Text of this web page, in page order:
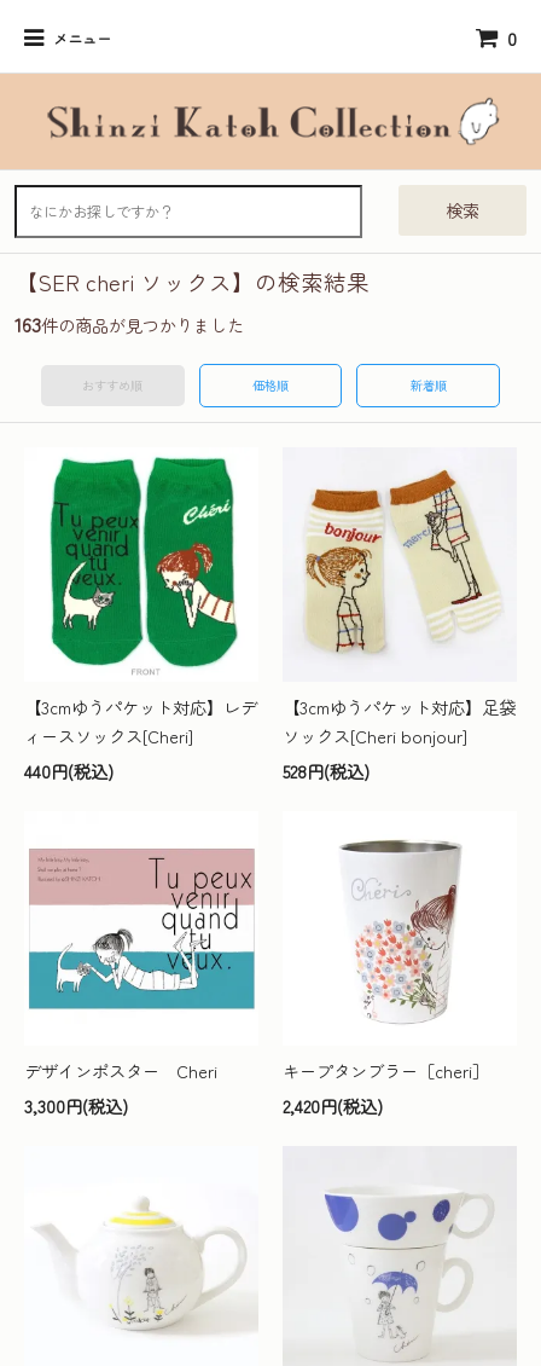
メニュー 0
検索
【SER cheri ソックス】の検索結果
163件の商品が見つかりました
おすすめ順 価格順 新着順
【3cmゆうパケット対応】レデ
ィースソックス[Cheri]
440円(税込)
【3cmゆうパケット対応】足袋
ソックス[Cheri bonjour]
528円(税込)
デザインポスター Cheri
3,300円(税込)
キープタンブラー［cheri］
2,420円(税込)